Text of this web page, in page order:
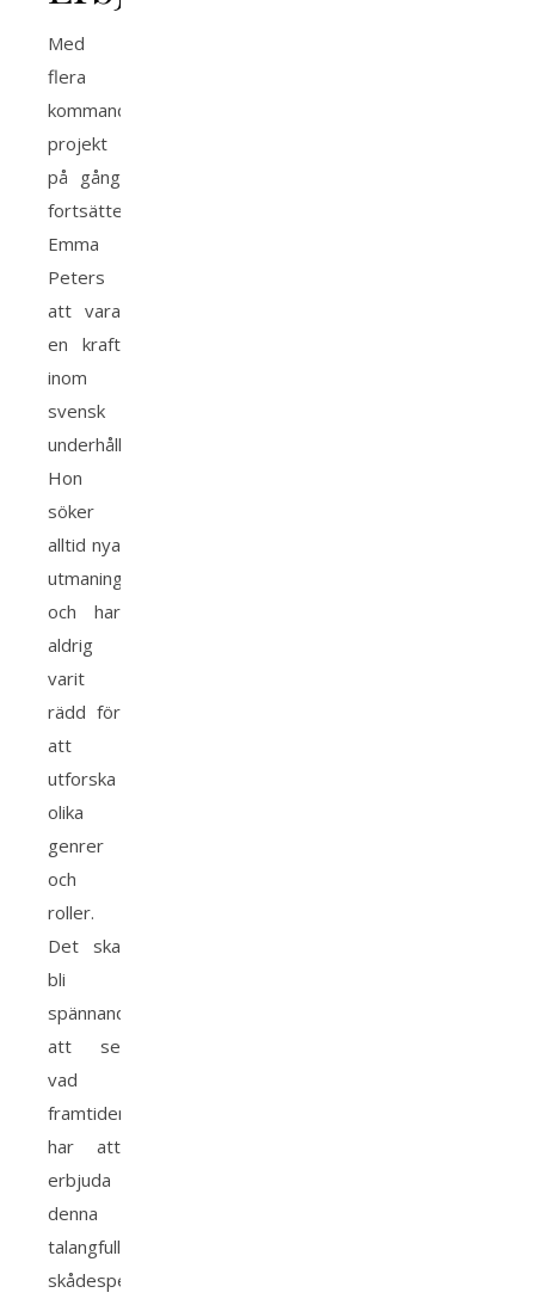
Med
flera
kommande
projekt
på gång
fortsätter
Emma
Peters
att vara
en kraft
inom
svensk
underhållning.
Hon
söker
alltid nya
utmaningar
och har
aldrig
varit
rädd för
att
utforska
olika
genrer
och
roller.
Det ska
bli
spännande
att se
vad
framtiden
har att
erbjuda
denna
talangfulla
skådespelerska.